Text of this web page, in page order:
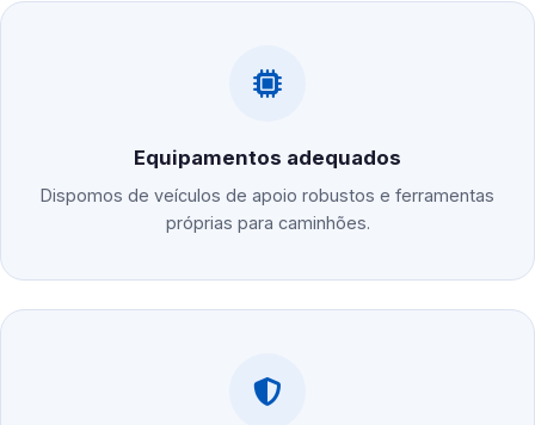
Equipamentos adequados
Dispomos de veículos de apoio robustos e ferramentas
próprias para caminhões.